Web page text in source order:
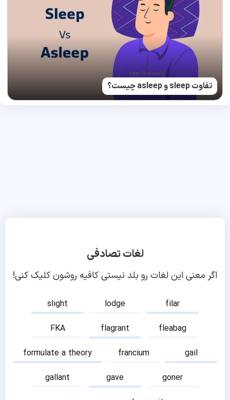
تفاوت sleep و asleep چیست؟
لغات تصادفی
اگر معنی این لغات رو بلد نیستی کافیه روشون کلیک کنی!
slight lodge
filar
FKA
flagrant
fleabag
formulate a theory
francium
gail
gallant
gave
goner